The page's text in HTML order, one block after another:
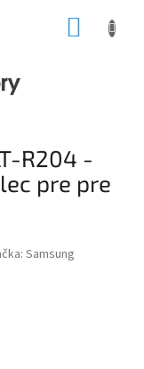
R204 -
pre pre
Samsung